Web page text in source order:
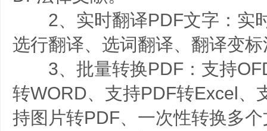
2、实时翻译PDF文字：实
选行翻译、选词翻译、翻译变
3、批量转换PDF：支持
转WORD、支持PDF转Excel、
持图片转PDF、一次性转换多